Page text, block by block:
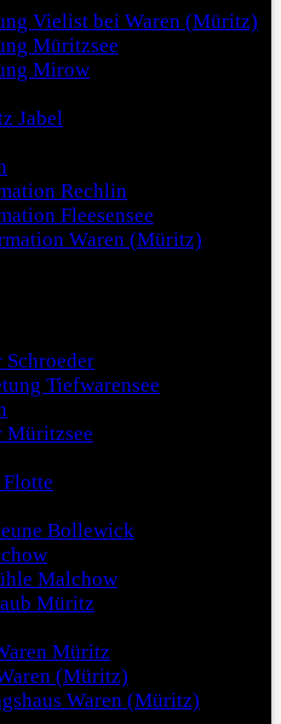
Vielist bei Waren (Müritz)
Müritzsee
Mirow
Jabel
Rechlin
Fleesensee
Waren (Müritz)
Schroeder
Tiefwarensee
Müritzsee
Bollewick
Malchow
Müritz
Müritz
(Müritz)
Waren (Müritz)